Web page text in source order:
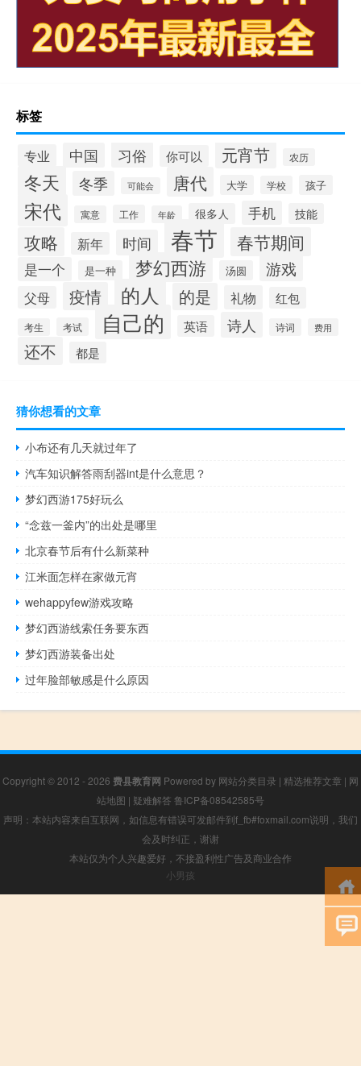
标签
专业 中国 习俗 你可以 元宵节 农历
冬天 冬季 可能会 唐代 大学 学校 孩子
宋代 寓意 工作 年龄 很多人 手机 技能
攻略 新年 时间 春节 春节期间
是一个 是一种 梦幻西游 汤圆 游戏
父母 疫情 的人 的是 礼物 红包
考生 考试 自己的 英语 诗人 诗词 费用
还不 都是
猜你想看的文章
小布还有几天就过年了
汽车知识解答雨刮器int是什么意思？
梦幻西游175好玩么
“念兹一釜内”的出处是哪里
北京春节后有什么新菜种
江米面怎样在家做元宵
wehappyfew游戏攻略
梦幻西游线索任务要东西
梦幻西游装备出处
过年脸部敏感是什么原因
Copyright © 2012 - 2026 费县教育网 Powered by 网站分类目录 | 精选推荐文章 | 网
站地图 | 疑难解答 鲁ICP备08542585号
声明：本站内容来自互联网，如信息有错误可发邮件到f_fb#foxmail.com说明，我们
会及时纠正，谢谢
本站仅为个人兴趣爱好，不接盈利性广告及商业合作
小男孩